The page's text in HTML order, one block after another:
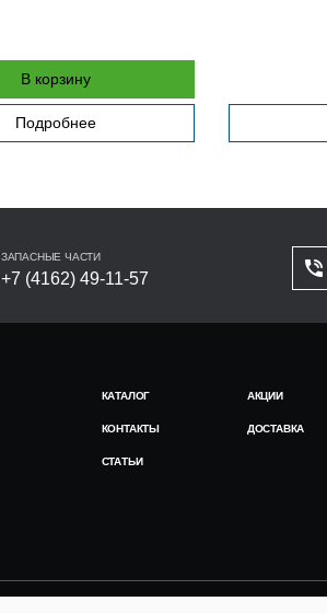
В корзину
Подробнее
ЗАПАСНЫЕ ЧАСТИ
+7 (4162) 49-11-57
КАТАЛОГ АКЦИИ
КОНТАКТЫ ДОСТАВКА
СТАТЬИ